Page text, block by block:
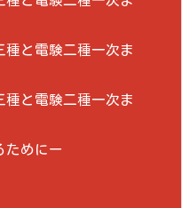
種と電験二種一次ま
種と電験二種一次ま
めにー